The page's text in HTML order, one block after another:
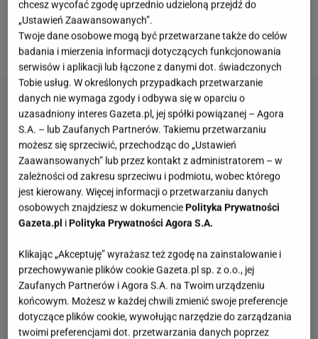
świętach, kiedy rosół w magiczny sposób zamienia
się w pomidorówkę.Jakiś czas temu postanowiłam
ją jednak trochę urozmaicić.
chcesz wycofać zgodę uprzednio udzieloną przejdź do
„Ustawień Zaawansowanych”.
Twoje dane osobowe mogą być przetwarzane także do celów
badania i mierzenia informacji dotyczących funkcjonowania
serwisów i aplikacji lub łączone z danymi dot. świadczonych
Tobie usług. W określonych przypadkach przetwarzanie
danych nie wymaga zgody i odbywa się w oparciu o
uzasadniony interes Gazeta.pl, jej spółki powiązanej – Agora
S.A. – lub Zaufanych Partnerów. Takiemu przetwarzaniu
możesz się sprzeciwić, przechodząc do „Ustawień
Zaawansowanych” lub przez kontakt z administratorem – w
zależności od zakresu sprzeciwu i podmiotu, wobec którego
jest kierowany. Więcej informacji o przetwarzaniu danych
osobowych znajdziesz w dokumenciePolityka Prywatności
Gazeta.pl iPolityka Prywatności Agora S.A.
Klikając „Akceptuję” wyrażasz też zgodę na zainstalowanie i
przechowywanie plików cookie Gazeta.pl sp. z o.o., jej
Zaufanych Partnerów i Agora S.A. na Twoim urządzeniu
końcowym. Możesz w każdej chwili zmienić swoje preferencje
dotyczące plików cookie, wywołując narzędzie do zarządzania
twoimi preferencjami dot. przetwarzania danych poprzez